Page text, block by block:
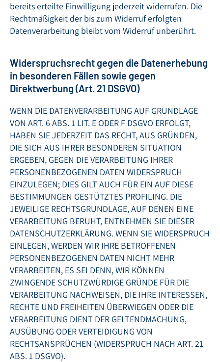
bereits erteilte Einwilligung jederzeit widerrufen. Die
Rechtmäßigkeit der bis zum Widerruf erfolgten
Datenverarbeitung bleibt vom Widerruf unberührt.
Widerspruchsrecht gegen die Datenerhebung
in besonderen Fällen sowie gegen
Direktwerbung (Art. 21 DSGVO)
WENN DIE DATENVERARBEITUNG AUF GRUNDLAGE
VON ART. 6 ABS. 1 LIT. E ODER F DSGVO ERFOLGT,
HABEN SIE JEDERZEIT DAS RECHT, AUS GRÜNDEN,
DIE SICH AUS IHRER BESONDEREN SITUATION
ERGEBEN, GEGEN DIE VERARBEITUNG IHRER
PERSONENBEZOGENEN DATEN WIDERSPRUCH
EINZULEGEN; DIES GILT AUCH FÜR EIN AUF DIESE
BESTIMMUNGEN GESTÜTZTES PROFILING. DIE
JEWEILIGE RECHTSGRUNDLAGE, AUF DENEN EINE
VERARBEITUNG BERUHT, ENTNEHMEN SIE DIESER
DATENSCHUTZERKLÄRUNG. WENN SIE WIDERSPRUCH
EINLEGEN, WERDEN WIR IHRE BETROFFENEN
PERSONENBEZOGENEN DATEN NICHT MEHR
VERARBEITEN, ES SEI DENN, WIR KÖNNEN
ZWINGENDE SCHUTZWÜRDIGE GRÜNDE FÜR DIE
VERARBEITUNG NACHWEISEN, DIE IHRE INTERESSEN,
RECHTE UND FREIHEITEN ÜBERWIEGEN ODER DIE
VERARBEITUNG DIENT DER GELTENDMACHUNG,
AUSÜBUNG ODER VERTEIDIGUNG VON
RECHTSANSPRÜCHEN (WIDERSPRUCH NACH ART. 21
ABS. 1 DSGVO).